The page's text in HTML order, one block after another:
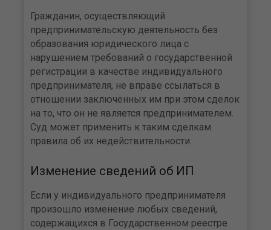
Гражданин, осуществляющий
предпринимательскую деятельность без
образования юридического лица с
нарушением требований о государственной
регистрации в качестве индивидуального
предпринимателя, не вправе ссылаться в
отношении заключенных им при этом сделок
на то, что он не является предпринимателем.
Суд может применить к таким сделкам
правила об их недействительности.
Изменение сведений об ИП
Если у индивидуального предпринимателя
произошло изменение любых сведений,
содержащихся в Государственном реестре